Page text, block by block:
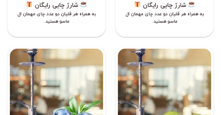
شارژ چایی رایگان
به همراه هر قلیان دو عدد چای مهمان ال
ماسو هستید.
شارژ چایی رایگان
به همراه هر قلیان دو عدد چای مهمان ال
ماسو هستید.